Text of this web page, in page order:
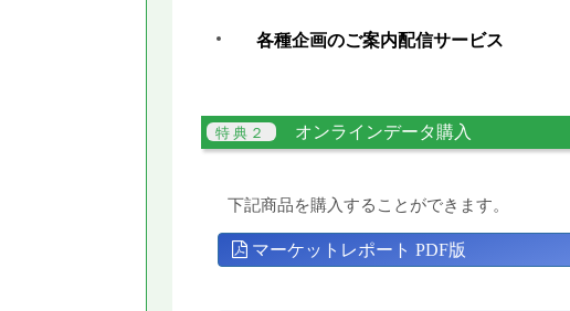
各種企画のご案内配信サービス
オンラインデータ購入
下記商品を購入することができます。
マーケットレポート PDF版